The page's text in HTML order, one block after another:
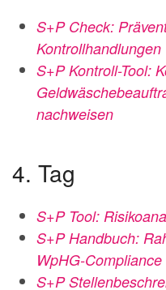
S+P Check:
Kontrollhandlungen
S+P Kontroll-Tool:
nachweisen
4. Tag
S+P Tool:
S+P Handbuch:
WpHG-
S+P